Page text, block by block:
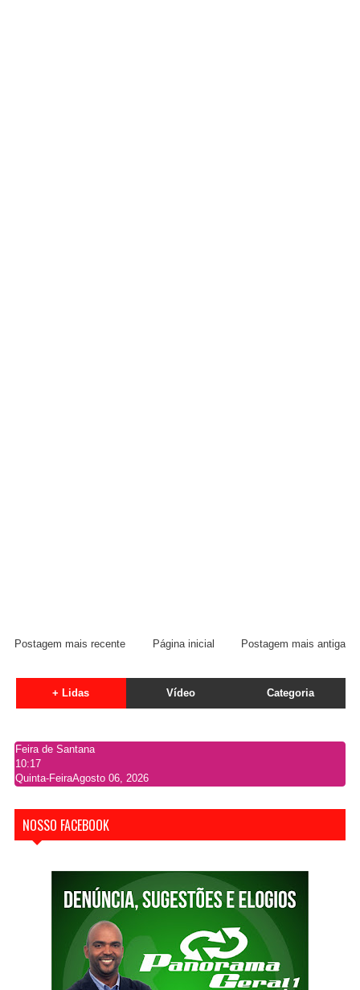
Postagem mais recente Postagem mais antiga
Página inicial
+ Lidas Vídeo Categoria
Feira de Santana
10:17
Quinta-FeiraAgosto 06, 2026
NOSSO FACEBOOK